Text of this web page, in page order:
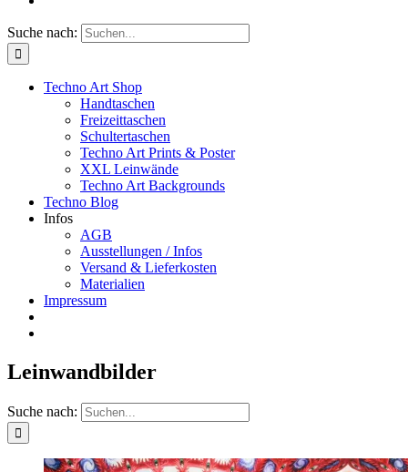
Suche nach:
Techno Art Shop
Handtaschen
Freizeittaschen
Schultertaschen
Techno Art Prints & Poster
XXL Leinwände
Techno Art Backgrounds
Techno Blog
Infos
AGB
Ausstellungen / Infos
Versand & Lieferkosten
Materialien
Impressum
Leinwandbilder
Suche nach: